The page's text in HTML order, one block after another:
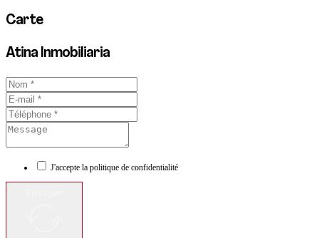
Carte
Atina Inmobiliaria
J'accepte la politique de confidentialité